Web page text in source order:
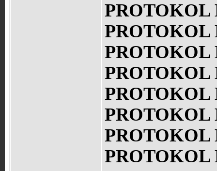
PROTOKOL
PROTOKOL
PROTOKOL
PROTOKOL
PROTOKOL
PROTOKOL
PROTOKOL
PROTOKOL